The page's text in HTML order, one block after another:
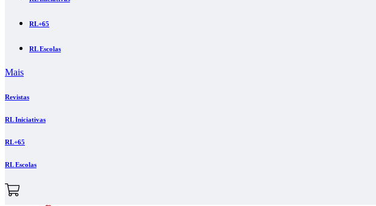
RL+65
RL Escolas
Mais
Revistas
RL Iniciativas
RL+65
RL Escolas